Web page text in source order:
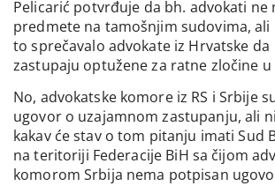
Pelicarić potvrđuje da bh. advokati ne
predmete na tamošnjim sudovima, ali
to sprečavalo advokate iz Hrvatske da
zastupaju optužene za ratne zločine u
No, advokatske komore iz RS i Srbije
ugovor o uzajamnom zastupanju, ali
kakav će stav o tom pitanju imati Sud
na teritoriji Federacije BiH sa čijom
komorom Srbija nema potpisan